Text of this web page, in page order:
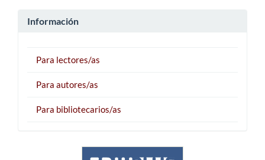
Información
Para lectores/as
Para autores/as
Para bibliotecarios/as